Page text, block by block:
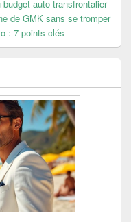
auto transfrontalier
de GMK sans se tromper
: 7 points clés